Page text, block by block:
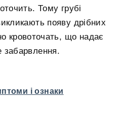
Тому грубі
появу дрібних
кровоточать, що надає
забарвлення.
і ознаки